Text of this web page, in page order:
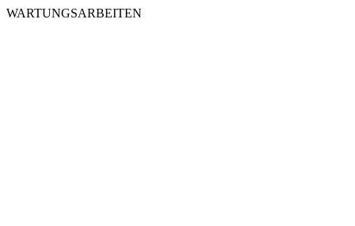
WARTUNGSARBEITEN